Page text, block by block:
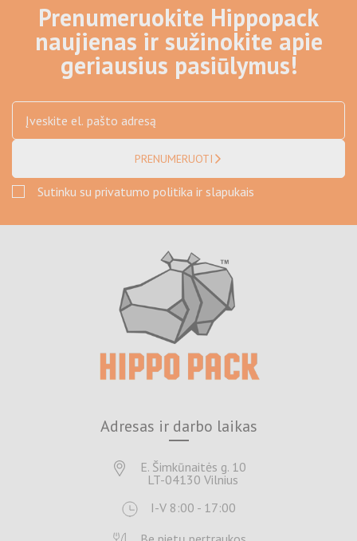
Prenumeruokite Hippopack
naujienas ir sužinokite apie
geriausius pasiūlymus!
PRENUMERUOTI
Sutinku su privatumo politika ir slapukais
Adresas ir darbo laikas
E. Šimkūnaitės g. 10
LT-04130 Vilnius
I-V 8:00 - 17:00